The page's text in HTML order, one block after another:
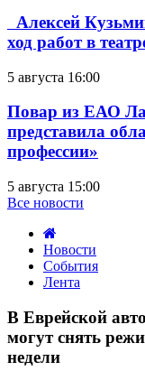
Алексей
ход работ в
5 августа 16:00
Повар из ЕАО
представила
профессии»
5 августа 15:00
Все новости
Новости
События
Лента
Еврейской
автономии
и
Амурской
В Еврейской
могут снять
недели